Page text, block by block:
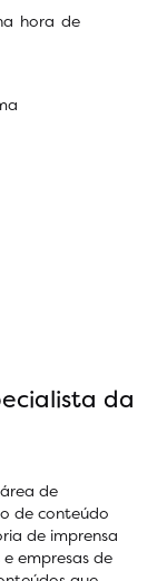
hora de
da
de
de conteúdo
de imprensa
empresas de